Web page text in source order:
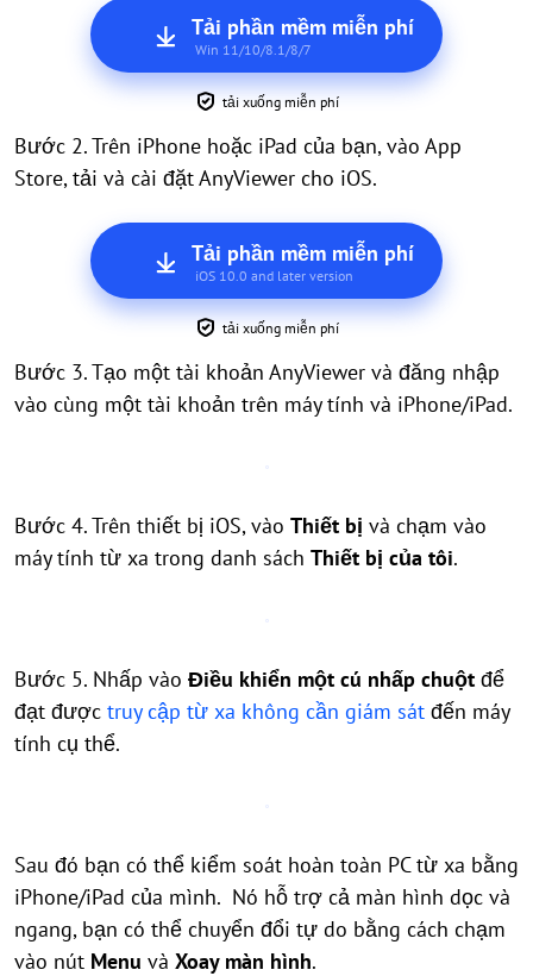
Tải phần mềm miễn phí
Win 11/10/8.1/8/7
tải xuống miễn phí
Bước 2. Trên iPhone hoặc iPad của bạn, vào App
Store, tải và cài đặt AnyViewer cho iOS.
Tải phần mềm miễn phí
iOS 10.0 and later version
tải xuống miễn phí
Bước 3. Tạo một tài khoản AnyViewer và đăng nhập
vào cùng một tài khoản trên máy tính và iPhone/iPad.
Bước 4. Trên thiết bị iOS, vào Thiết bị và chạm vào
máy tính từ xa trong danh sách Thiết bị của tôi.
Bước 5. Nhấp vào Điều khiển một cú nhấp chuột để
đạt được truy cập từ xa không cần giám sát đến máy
tính cụ thể.
Sau đó bạn có thể kiểm soát hoàn toàn PC từ xa bằng
iPhone/iPad của mình. Nó hỗ trợ cả màn hình dọc và
ngang, bạn có thể chuyển đổi tự do bằng cách chạm
vào nút Menu và Xoay màn hình.